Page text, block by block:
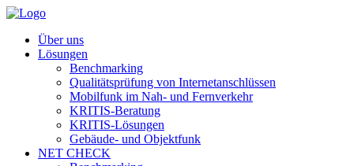
Über uns
Lösungen
Benchmarking
Qualitätsprüfung von Internetanschlüssen
Mobilfunk im Nah- und Fernverkehr
KRITIS-Beratung
KRITIS-Lösungen
Gebäude- und Objektfunk
NET CHECK